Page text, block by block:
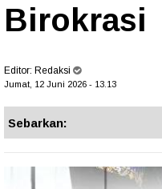
Birokrasi
Editor: Redaksi
Jumat, 12 Juni 2026 - 13.13
Sebarkan: